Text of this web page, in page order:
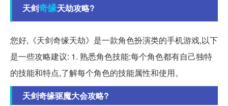
天剑奇缘天劫攻略?
您好,《天剑奇缘天劫》是一款角色扮演类的手机游戏,以下
是一些攻略建议: 1. 熟悉角色技能:每个角色都有自己独特
的技能和特点,了解每个角色的技能属性和使用。
天剑奇缘驱魔大会攻略?